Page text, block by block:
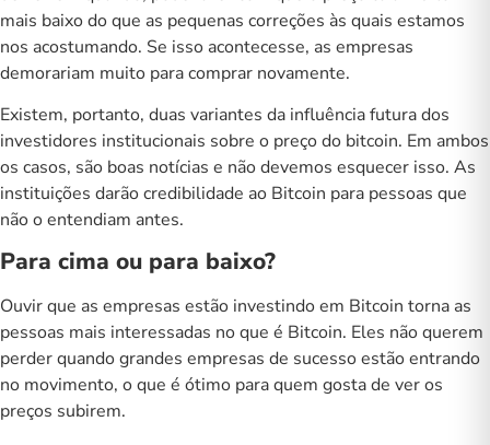
mais baixo do que as pequenas correções às quais estamos
nos acostumando. Se isso acontecesse, as empresas
demorariam muito para comprar novamente.
Existem, portanto, duas variantes da influência futura dos
investidores institucionais sobre o preço do bitcoin. Em ambos
os casos, são boas notícias e não devemos esquecer isso. As
instituições darão credibilidade ao Bitcoin para pessoas que
não o entendiam antes.
Para cima ou para baixo?
Ouvir que as empresas estão investindo em Bitcoin torna as
pessoas mais interessadas noque é Bitcoin. Eles não querem
perder quando grandes empresas de sucesso estão entrando
no movimento, o que é ótimo para quem gosta de ver os
preços subirem.